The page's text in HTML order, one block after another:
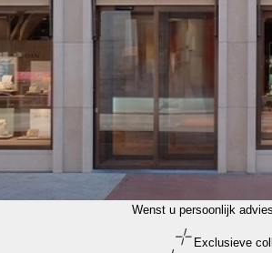
Wenst u persoonlijk
Exclusieve